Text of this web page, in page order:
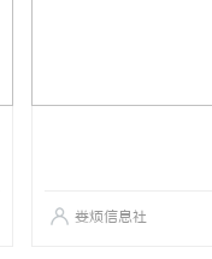
娄烦信息社